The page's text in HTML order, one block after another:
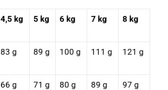
4,5 kg 5 kg 6 kg 7 kg 8 kg
83 g 89 g 100 g 111 g 121 g
66 g 71 g 80 g 89 g 97 g